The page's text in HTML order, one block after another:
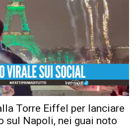
Torre Eiffel per lanciare
sul Napoli, nei guai noto